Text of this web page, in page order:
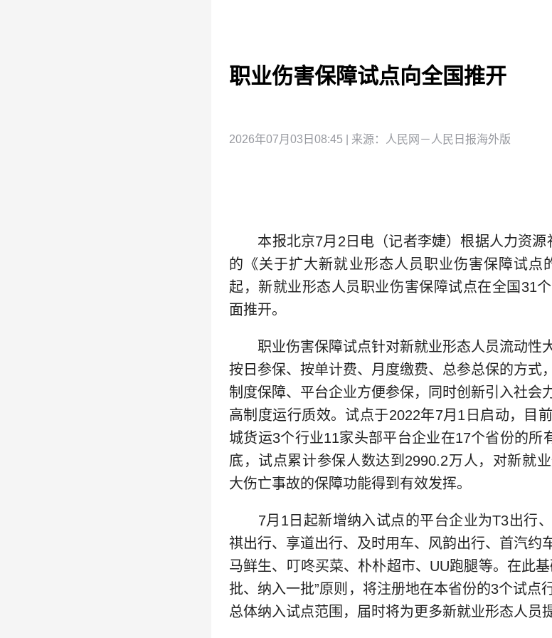
职业伤害保障试点向全国推开
2026年07月03日08:45 | 来源： 人民网－人民日报海外版
本报北京7月2日电（记者李婕）根据人力资源
的《关于扩大新就业形态人员职业伤害保障试点
起，新就业形态人员职业伤害保障试点在全国31
面推开。
职业伤害保障试点针对新就业形态人员流动性
按日参保、按单计费、月度缴费、总参总保的方式
制度保障、平台企业方便参保，同时创新引入社会
高制度运行质效。试点于2022年7月1日启动，目
城货运3个行业11家头部平台企业在17个省份的所
底，试点累计参保人数达到2990.2万人，对新就
大伤亡事故的保障功能得到有效发挥。
7月1日起新增纳入试点的平台企业为T3出行、
祺出行、享道出行、及时用车、风韵出行、首汽约
马鲜生、叮咚买菜、朴朴超市、UU跑腿等。在此
批、纳入一批”原则，将注册地在本省份的3个试点
总体纳入试点范围，届时将为更多新就业形态人员